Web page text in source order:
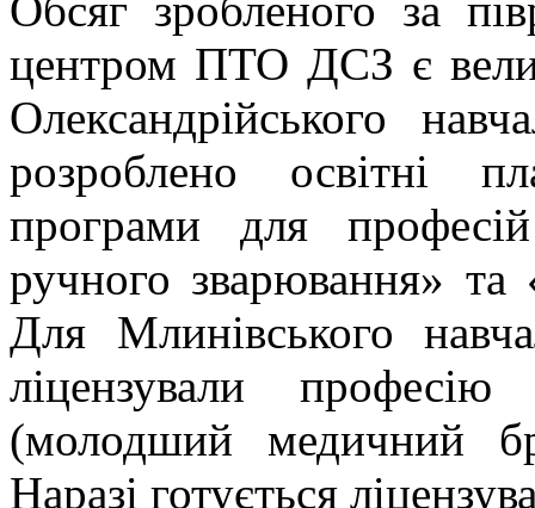
центром ПТО ДСЗ є
Олександрійського
розроблено освітні
програми для
ручного зварювання» та
Для Млинівського
ліцензували
(молодший медичний
Наразі готується